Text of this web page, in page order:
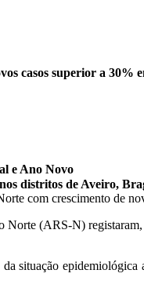
casos superior a 30%
e Ano Novo
distritos de Aveiro,
Norte (ARS-N)
situação